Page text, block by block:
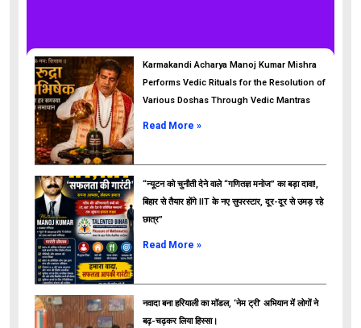
ads
Karmakandi Acharya Manoj Kumar Mishra
Performs Vedic Rituals for the Resolution of
Various Doshas Through Vedic Mantras
Read More »
“न्यूटन को चुनौती देने वाले “गणितज्ञ मनोज” का बड़ा दावा!,
बिहार से तैयार होंगे IIT के नए सुपरस्टार, दूर-दूर से उमड़ रहे
छात्र”
Read More »
नवादा बना हरियाली का मॉडल, ‘नेम ट्री’ अभियान में लोगों ने
बढ़-चढ़कर लिया हिस्सा।